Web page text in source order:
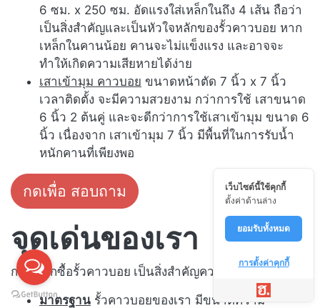
6 ซม. x 250 ซม. อัดแรงใส่เหล็กในถึง 4 เส้น ถือว่า
เป็นสิ่งสำคัญและเป็นหัวใจหลักของรั้วคาวบอย หาก
เหล็กในคานน้อย คานจะไม่แข็งแรง และอาจจะ
ทำให้เกิดความเสียหายได้ง่าย
เสาเข้ามุม คาวบอย ขนาดหน้าตัด 7 นิ้ว x 7 นิ้ว
เวลาติดตั้ง จะมีความสวยงาม กว่าการใช้ เสาขนาด
6 นิ้ว 2 ต้นคู่ และจะดีกว่าการใช้เสาเข้ามุม ขนาด 6
นิ้ว เนื่องจาก เสาเข้ามุม 7 นิ้ว มีพื้นที่ในการรับน้ำ
หนักคานที่เพียงพอ
กดเพื่อ สอบถาม
จุดเด่นของเรา
การเลือกซื้อรั้วคาวบอย เป็นสิ่งสำคัญควรเลือกดังต่อไปนี้
มาตรฐาน รั้วคาวบอยของเรา มีขนาดความ
เว็บไซต์นี้ใช้คุกกี้
ตั้งค่าด้านล่าง
ยอมรับทั้งหมด
การตั้งค่าคุกกี้